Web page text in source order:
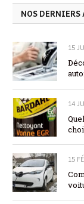
NOS
15
14
15